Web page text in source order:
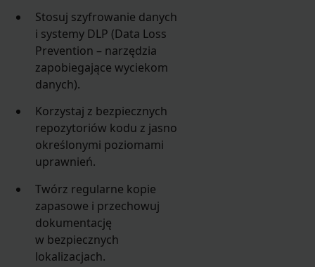
Stosuj szyfrowanie danych
i systemy DLP (Data Loss
Prevention – narzędzia
zapobiegające wyciekom
danych).
Korzystaj z bezpiecznych
repozytoriów kodu z jasno
określonymi poziomami
uprawnień.
Twórz regularne kopie
zapasowe i przechowuj
dokumentację
w bezpiecznych
lokalizacjach.